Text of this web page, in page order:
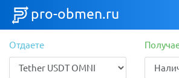
pro-obmen.ru
Отдаете